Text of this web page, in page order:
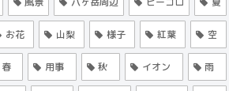
お花 山梨 様子 紅葉 空
春 用事 秋 イオン 雨